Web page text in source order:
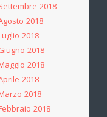
2018
2018
2018
2018
2018
2018
2018
2018